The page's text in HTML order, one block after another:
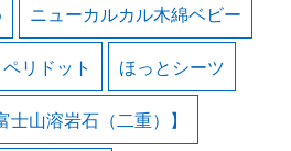
ニューカルカル木綿ベビー
ペリドット ほっとシーツ
山溶岩石（二重）】